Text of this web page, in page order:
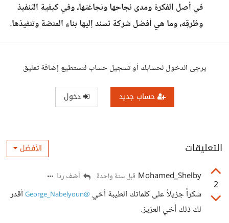
في أصل الفكرة ومدى نجاحها ونجاعَتها، وفي كيفية التّنفيذ
وطُرقِه، وما هي أفضل شركة تسند إليها بناء المنصّة وتنفيذها.
يرجى الدخول لحسابك أو تسجيل حساب لتستطيع إضافة تعليق
حساب جديد دخول
التعليقات الأفضل
2
Mohamed_Shelby قبل سنة واحدة أضف ردا
شكراً جزيلاً على كلماتك الطيبة أخي @George_Nabelyoun
أقدر
لك ذلك أخي العزيز.